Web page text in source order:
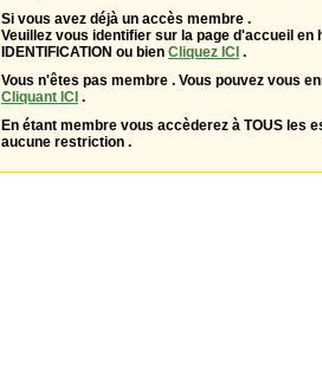
Si vous avez déjà un accès membre .
Veuillez vous identifier sur la page d'accueil en
IDENTIFICATION ou bien Cliquez ICI .
Vous n'êtes pas membre . Vous pouvez vous
Cliquant ICI .
En étant membre vous accèderez à TOUS les
aucune restriction .